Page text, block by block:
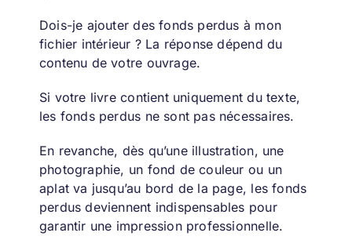
Dois-je ajouter des fonds perdus à mon
fichier intérieur ? La réponse dépend du
contenu de votre ouvrage.
Si votre livre contient uniquement du texte,
les fonds perdus ne sont pas nécessaires.
En revanche, dès qu’une illustration, une
photographie, un fond de couleur ou un
aplat va jusqu’au bord de la page, les fonds
perdus deviennent indispensables pour
garantir une impression professionnelle.